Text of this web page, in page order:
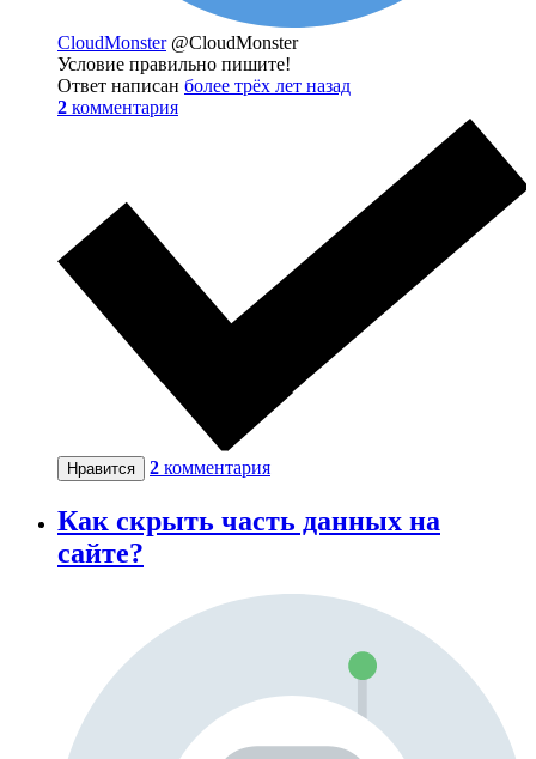
CloudMonster @CloudMonster
Условие правильно пишите!
Ответ написан более трёх лет назад
2 комментария
Нравится 2 комментария
Как скрыть часть данных на
сайте?